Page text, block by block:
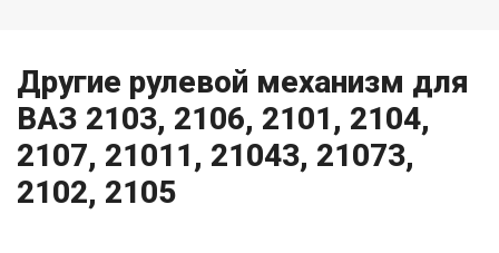
Другие рулевой механизм для
ВАЗ 2103, 2106, 2101, 2104,
2107, 21011, 21043, 21073,
2102, 2105